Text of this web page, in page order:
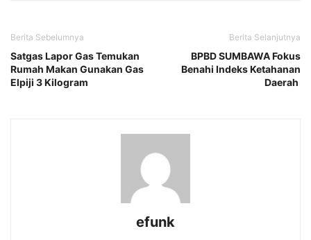
Berita Sebelumnya
Satgas Lapor Gas Temukan
Rumah Makan Gunakan Gas
Elpiji 3 Kilogram
Berita Selanjutnya
BPBD SUMBAWA Fokus
Benahi Indeks Ketahanan
Daerah
efunk